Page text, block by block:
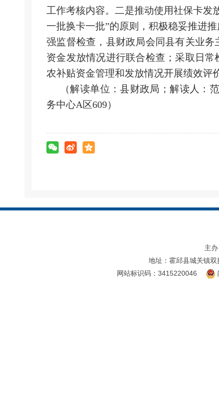
工作考核内容。二是推动使用社保卡发
一批换卡一批”的原则，积极稳妥推进
强监督检查，县财政局会同县有关业
资金发放情况进行联合检查；采取日
农补贴资金管理和发放情况开展绩效评
（解读单位：县财政局；解读人：
务中心A区609）
主
地址：霍邱县城关镇双
网站标识码：3415220046